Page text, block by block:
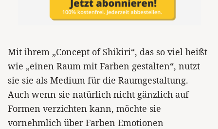
Mit ihrem „Concept of Shikiri“, das so viel heißt
wie „einen Raum mit Farben gestalten“, nutzt
sie sie als Medium für die Raumgestaltung.
Auch wenn sie natürlich nicht gänzlich auf
Formen verzichten kann, möchte sie
vornehmlich über Farben Emotionen